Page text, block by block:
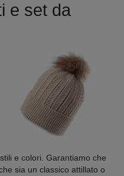
e set da
e colori. Garantiamo che
sia un classico attillato o